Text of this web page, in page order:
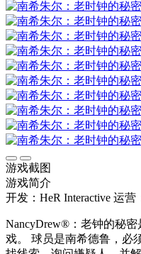
游戏截图
游戏简介
开发：HeR Interactive 运营
NancyDrew®：老钟的秘
戏。 球员是南希德鲁，必